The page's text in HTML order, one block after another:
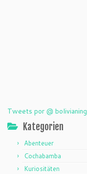
Tweets por @ bolivianing
Kategorien
Abenteuer
Cochabamba
Kuriositäten